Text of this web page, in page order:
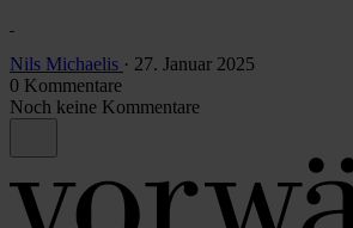
Nils Michaelis · 27. Januar 2025
0 Kommentare
Noch keine Kommentare